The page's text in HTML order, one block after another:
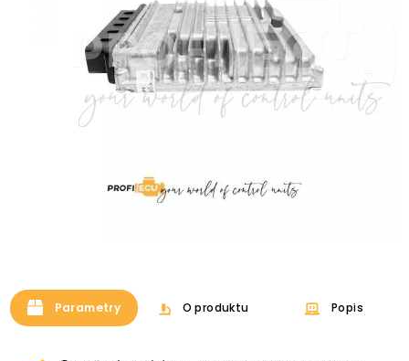
Parametry O produktu Popis